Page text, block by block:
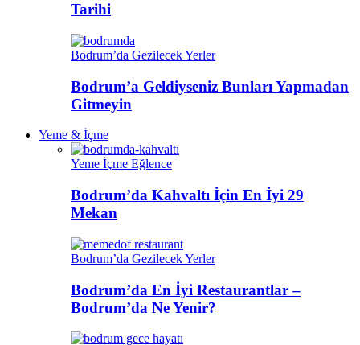
Tarihi
Bodrum’da Gezilecek Yerler
Bodrum’a Geldiyseniz Bunları Yapmadan
Gitmeyin
Yeme & İçme
Yeme İçme Eğlence
Bodrum’da Kahvaltı İçin En İyi 29
Mekan
Bodrum’da Gezilecek Yerler
Bodrum’da En İyi Restaurantlar –
Bodrum’da Ne Yenir?